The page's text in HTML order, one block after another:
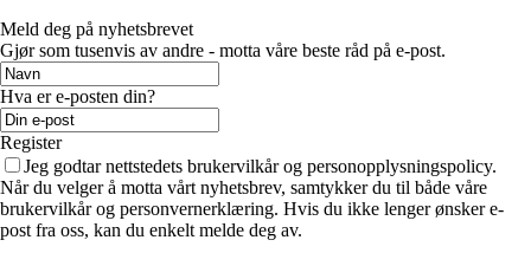
Meld deg på nyhetsbrevet
Gjør som tusenvis av andre - motta våre beste råd på e-post.
Hva er e-posten din?
Register
Jeg godtar nettstedets brukervilkår og personopplysningspolicy.
Når du velger å motta vårt nyhetsbrev, samtykker du til både våre
brukervilkår og personvernerklæring. Hvis du ikke lenger ønsker e-
post fra oss, kan du enkelt melde deg av.